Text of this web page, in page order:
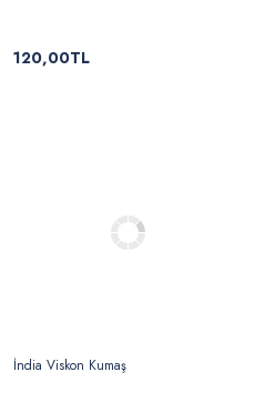
120,00TL
İndia Viskon Kumaş